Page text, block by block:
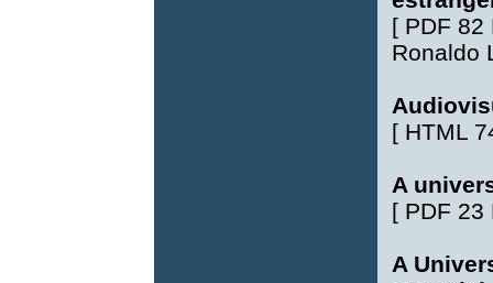
[ PDF 82
Ronaldo
[ HTML
A
[ PDF 23
A